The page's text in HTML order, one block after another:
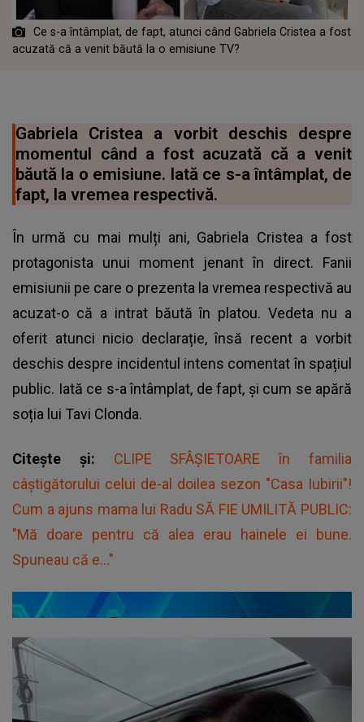
Ce s-a întâmplat, de fapt, atunci când Gabriela Cristea a fost
acuzată că a venit băută la o emisiune TV?
Gabriela Cristea a vorbit deschis despre
momentul când a fost acuzată că a venit
băută la o emisiune. Iată ce s-a întâmplat, de
fapt, la vremea respectivă.
În urmă cu mai mulți ani, Gabriela Cristea a fost
protagonista unui moment jenant în direct. Fanii
emisiunii pe care o prezenta la vremea respectivă au
acuzat-o că a intrat băută în platou. Vedeta nu a
oferit atunci nicio declarație, însă recent a vorbit
deschis despre incidentul intens comentat în spațiul
public. Iată ce s-a întâmplat, de fapt, și cum se apără
soția lui Tavi Clonda.
Citește și: CLIPE SFÂȘIETOARE în familia
câștigătorului celui de-al doilea sezon "Casa Iubirii"!
Cum a ajuns mama lui Radu SĂ FIE UMILITĂ PUBLIC:
"Mă doare pentru că alea erau hainele ei bune.
Spuneau că e..."